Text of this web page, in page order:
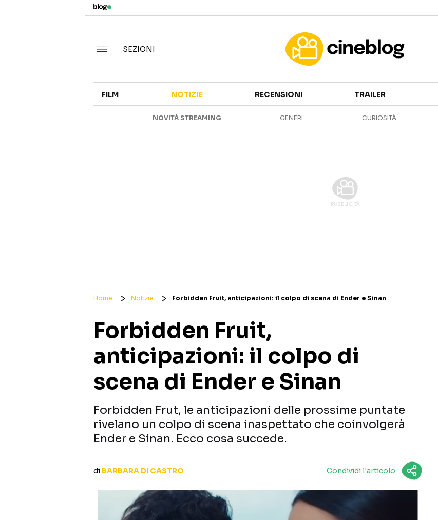
CANALI STREAMING
SEZIONI
FILM NOTIZIE RECENSIONI TRAILER
NOVITÀ STREAMING GENERI CURIOSITÀ
Home Notizie Forbidden Fruit, anticipazioni: il colpo di scena di Ender e Sinan
Forbidden Fruit,
anticipazioni: il colpo di
scena di Ender e Sinan
Forbidden Frut, le anticipazioni delle prossime puntate
rivelano un colpo di scena inaspettato che coinvolgerà
Ender e Sinan. Ecco cosa succede.
di BARBARA DI CASTRO Condividi l'articolo